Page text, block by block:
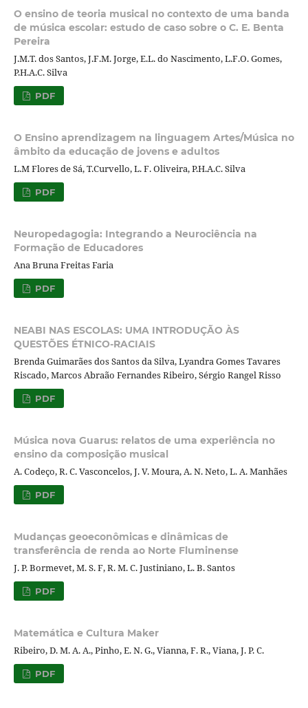
O ensino de teoria musical no contexto de uma banda
de música escolar: estudo de caso sobre o C. E. Benta
Pereira
J.M.T. dos Santos, J.F.M. Jorge, E.L. do Nascimento, L.F.O. Gomes,
P.H.A.C. Silva
PDF
O Ensino aprendizagem na linguagem Artes/Música no
âmbito da educação de jovens e adultos
L.M Flores de Sá, T.Curvello, L. F. Oliveira, P.H.A.C. Silva
PDF
Neuropedagogia: Integrando a Neurociência na
Formação de Educadores
Ana Bruna Freitas Faria
PDF
NEABI NAS ESCOLAS: UMA INTRODUÇÃO ÀS
QUESTÕES ÉTNICO-RACIAIS
Brenda Guimarães dos Santos da Silva, Lyandra Gomes Tavares
Riscado, Marcos Abraão Fernandes Ribeiro, Sérgio Rangel Risso
PDF
Música nova Guarus: relatos de uma experiência no
ensino da composição musical
A. Codeço, R. C. Vasconcelos, J. V. Moura, A. N. Neto, L. A. Manhães
PDF
Mudanças geoeconômicas e dinâmicas de
transferência de renda ao Norte Fluminense
J. P. Bormevet, M. S. F, R. M. C. Justiniano, L. B. Santos
PDF
Matemática e Cultura Maker
Ribeiro, D. M. A. A., Pinho, E. N. G., Vianna, F. R., Viana, J. P. C.
PDF